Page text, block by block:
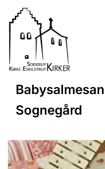
Sognegård